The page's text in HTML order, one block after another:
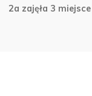
2a zajęła 3 miejsce